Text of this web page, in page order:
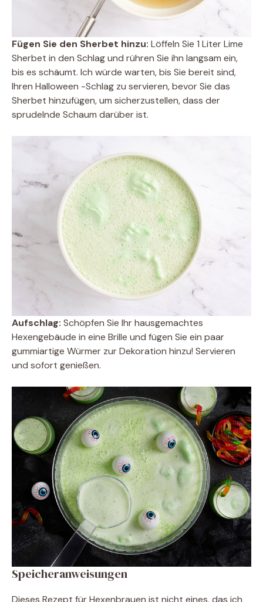
Fügen Sie den Sherbet hinzu: Löffeln Sie 1 Liter Lime
Sherbet in den Schlag und rühren Sie ihn langsam ein,
bis es schäumt. Ich würde warten, bis Sie bereit sind,
Ihren Halloween -Schlag zu servieren, bevor Sie das
Sherbet hinzufügen, um sicherzustellen, dass der
sprudelnde Schaum darüber ist.
Aufschlag: Schöpfen Sie Ihr hausgemachtes
Hexengebäude in eine Brille und fügen Sie ein paar
gummiartige Würmer zur Dekoration hinzu! Servieren
und sofort genießen.
Speicheranweisungen
Dieses Rezept für Hexenbrauen ist nicht eines, das ich